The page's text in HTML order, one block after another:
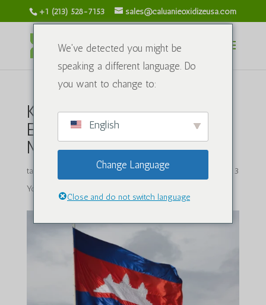
+1 (213) 528-7153 sales@caluanieoxidizeusa.com
Kamboçya Madencilik
Endüstrisinde Caluanie
Muelear Oksitinin Rolü
tarafından caluanieoxidizeusa.com|Şub 12, 2025
3
Yorumlar
We've detected you might be
speaking a different language. Do
you want to change to:
English
Change Language
Close and do not switch language